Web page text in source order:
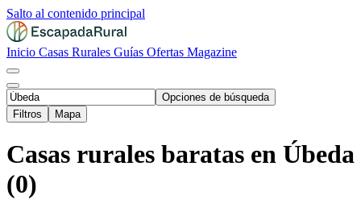
Salto al contenido principal
Inicio Casas Rurales Guías Ofertas Magazine
Opciones de búsqueda
Filtros
Mapa
Casas rurales baratas en Úbeda
(0)